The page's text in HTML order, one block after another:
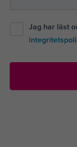
Jag har läst